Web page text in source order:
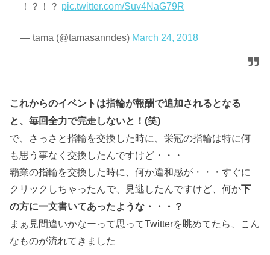
！？！？ pic.twitter.com/Suv4NaG79R
— tama (@tamasanndes) March 24, 2018
これからのイベントは指輪が報酬で追加されるとなる
と、毎回全力で完走しないと！(笑)
で、さっさと指輪を交換した時に、栄冠の指輪は特に何
も思う事なく交換したんですけど・・・
覇業の指輪を交換した時に、何か違和感が・・・すぐに
クリックしちゃったんで、見逃したんですけど、何か下
の方に一文書いてあったような・・・？
まぁ見間違いかなーって思ってTwitterを眺めてたら、こん
なものが流れてきました